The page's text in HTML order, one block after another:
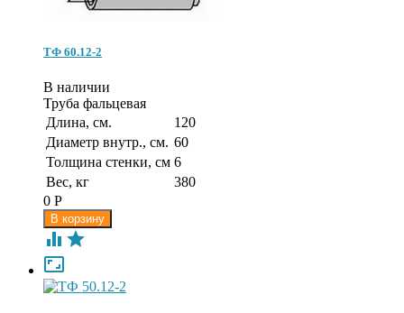
ТФ 60.12-2
В наличии
Труба фальцевая
Длина, см.
120
Диаметр внутр., см. 60
Толщина стенки, см 6
Вес, кг
380
0 Р
 
